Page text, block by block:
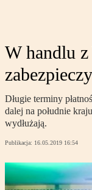
W handlu
Długie terminy
dalej na południe
wydłużają.
Publikacja: 16.05.2019 16:54